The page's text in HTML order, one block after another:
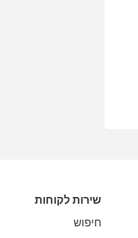
שירות לקוחות
חיפוש